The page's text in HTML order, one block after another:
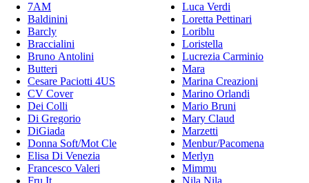
7AM
Baldinini
Barcly
Braccialini
Bruno Antolini
Butteri
Cesare Paciotti 4US
CV Cover
Dei Colli
Di Gregorio
DiGiada
Donna Soft/Mot Cle
Elisa Di Venezia
Francesco Valeri
Fru.It
Luca Verdi
Loretta Pettinari
Loriblu
Loristella
Lucrezia Carminio
Mara
Marina Creazioni
Marino Orlandi
Mario Bruni
Mary Claud
Marzetti
Menbur/Pacomena
Merlyn
Mimmu
Nila Nila